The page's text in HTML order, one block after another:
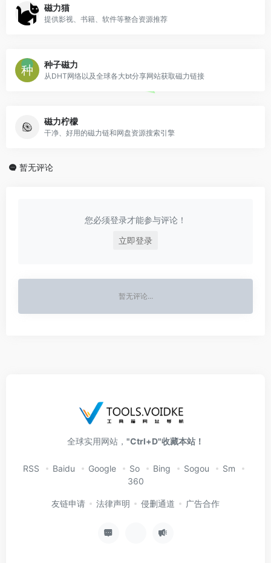
磁力猫
提供影视、书籍、软件等整合资源推荐
种子磁力
从DHT网络以及全球各大bt分享网站获取磁力链接
磁力柠檬
干净、好用的磁力链和网盘资源搜索引擎
暂无评论
您必须登录才能参与评论！
立即登录
暂无评论...
全球实用网站， "Ctrl+D"收藏本站！
RSS Baidu Google So Bing Sogou
Sm
360
友链申请 法律声明 侵删通道 广告合作